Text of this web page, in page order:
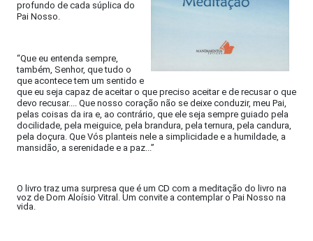
profundo de cada súplica do
Pai Nosso.
“Que eu entenda sempre,
também, Senhor, que tudo o
que acontece tem um sentido e
que eu seja capaz de aceitar o que preciso aceitar e de recusar o que
devo recusar.... Que nosso coração não se deixe conduzir, meu Pai,
pelas coisas da ira e, ao contrário, que ele seja sempre guiado pela
docilidade, pela meiguice, pela brandura, pela ternura, pela candura,
pela doçura. Que Vós planteis nele a simplicidade e a humildade, a
mansidão, a serenidade e a paz...”
O livro traz uma surpresa que é um CD com a meditação do livro na
voz de Dom Aloísio Vitral. Um convite a contemplar o Pai Nosso na
vida.